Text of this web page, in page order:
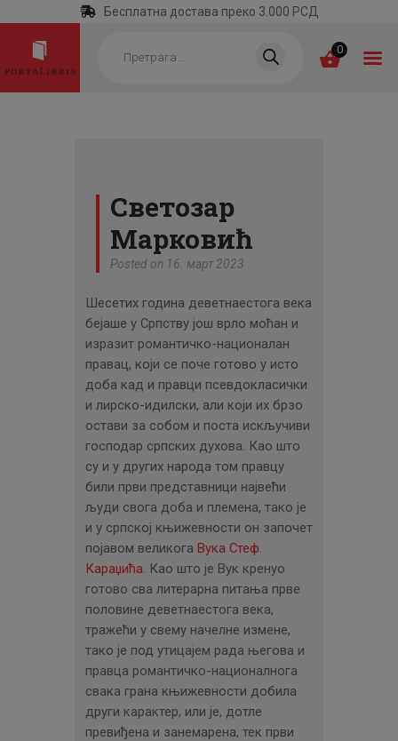
Бесплатна достава преко 3.000 РСД
search 0
НАЈПРОДАВАНИЈЕ
НОВЕ КЊИГЕ
ЗАБОРАВА
АУТОРИ
АКТУЕЛНОСТИ
ЦЕНОВНИК
ПИСМО
Светозар
Марковић
Posted on 16. март 2023
Шесетих година деветнаестога века
бејаше у Српству још врло моћан и
изразит романтичко-националан
правац, који се поче готово у исто
доба кад и правци псевдокласички
и лирско-идилски, али који их брзо
остави за собом и поста искључиви
господар српских духова. Као што
су и у других народа том правцу
били први представници највећи
људи свога доба и племена, тако је
и у српској књижевности он започет
појавом великога Вука Стеф.
Караџића. Као што је Вук кренуо
готово сва литерарна питања прве
половине деветнаестога века,
тражећи у свему начелне измене,
тако је под утицајем рада његова и
правца романтичко-националнога
свака грана књижевности добила
други карактер, или је, дотле
превиђена и занемарена, тек први